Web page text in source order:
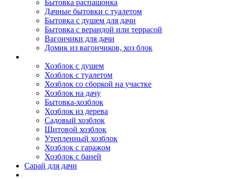
Бытовка распашонка
Дачные бытовки с туалетом
Бытовка с душем для дачи
Бытовка с верандой или террасой
Вагончики для дачи
Домик из вагончиков, хоз блок
Хозблок с душем
Хозблок с туалетом
Хозблок со сборкой на участке
Хозблок на дачу
Бытовка-хозблок
Хозблок из дерева
Садовый хозблок
Щитовой хозблок
Утепленный хозблок
Хозблок с гаражом
Хозблок с баней
Сарай для дачи